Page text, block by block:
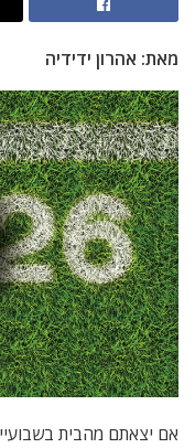
מאת: אהרון ידידיה